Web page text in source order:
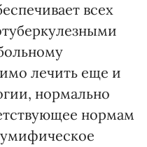
всех
лечить еще и
нормально
нормам